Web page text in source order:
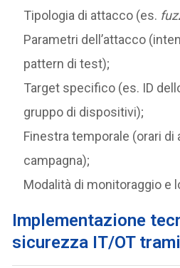
Tipologia di attacco (es.
Parametri dell’attacco
pattern di test);
Target specifico (es. ID
gruppo di dispositivi);
Finestra temporale (orari di
campagna);
Modalità di monitoraggio e
Implementazione
sicurezza IT/OT